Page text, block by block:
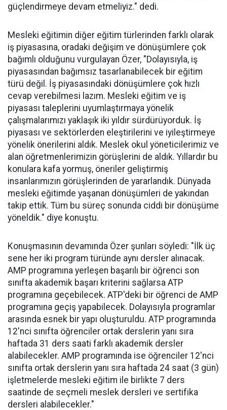
güçlendirmeye devam etmeliyiz." dedi.
Mesleki eğitimin diğer eğitim türlerinden farklı olarak
iş piyasasına, oradaki değişim ve dönüşümlere çok
bağımlı olduğunu vurgulayan Özer, "Dolayısıyla, iş
piyasasından bağımsız tasarlanabilecek bir eğitim
türü değil. İş piyasasındaki dönüşümlere çok hızlı
cevap verebilmesi lazım. Mesleki eğitim ve iş
piyasası taleplerini uyumlaştırmaya yönelik
çalışmalarımızı yaklaşık iki yıldır sürdürüyorduk. İş
piyasası ve sektörlerden eleştirilerini ve iyileştirmeye
yönelik önerilerini aldık. Meslek okul yöneticilerimiz ve
alan öğretmenlerimizin görüşlerini de aldık. Yıllardır bu
konulara kafa yormuş, öneriler geliştirmiş
insanlarımızın görüşlerinden de yararlandık. Dünyada
mesleki eğitimde yaşanan dönüşümleri de yakından
takip ettik. Tüm bu süreç sonunda ciddi bir dönüşüme
yöneldik." diye konuştu.
Konuşmasının devamında Özer şunları söyledi: "İlk üç
sene her iki program türünde aynı dersler alınacak.
AMP programına yerleşen başarılı bir öğrenci son
sınıfta akademik başarı kriterini sağlarsa ATP
programına geçebilecek. ATP'deki bir öğrenci de AMP
programına geçiş yapabilecek. Dolayısıyla programlar
arasında esnek bir yapı oluşturuldu. ATP programında
12'nci sınıfta öğrenciler ortak derslerin yanı sıra
haftada 31 ders saati farklı akademik dersler
alabilecekler. AMP programında ise öğrenciler 12'nci
sınıfta ortak derslerin yanı sıra haftada 24 saat (3 gün)
işletmelerde mesleki eğitim ile birlikte 7 ders
saatinde de seçmeli meslek dersleri ve sertifika
dersleri alabilecekler."